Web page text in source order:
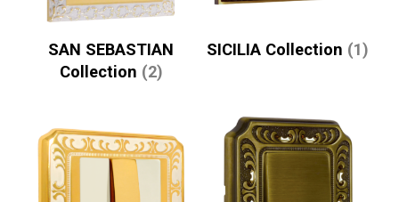
SAN SEBASTIAN
Collection (2)
SICILIA Collection (1)